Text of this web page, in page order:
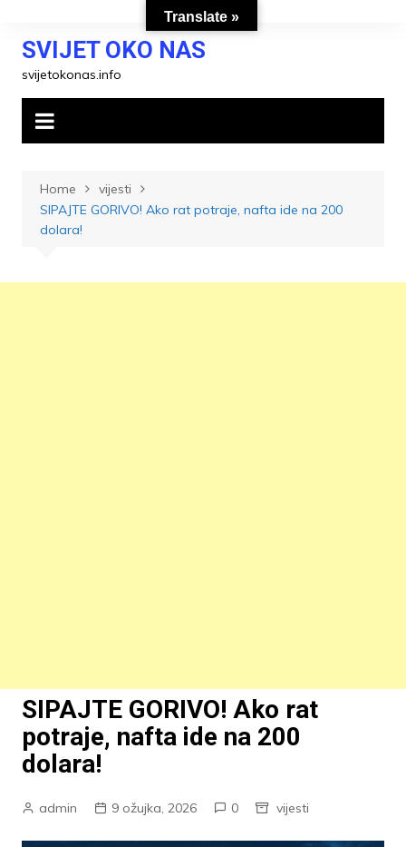
contentSVIJET OKO NAS
svijetokonas.info
Home
vijesti
SIPAJTE GORIVO! Ako rat potraje, nafta ide na 200
dolara!
SIPAJTE GORIVO! Ako rat
potraje, nafta ide na 200
dolara!
admin 9 ožujka, 2026 0 vijesti
Translate »